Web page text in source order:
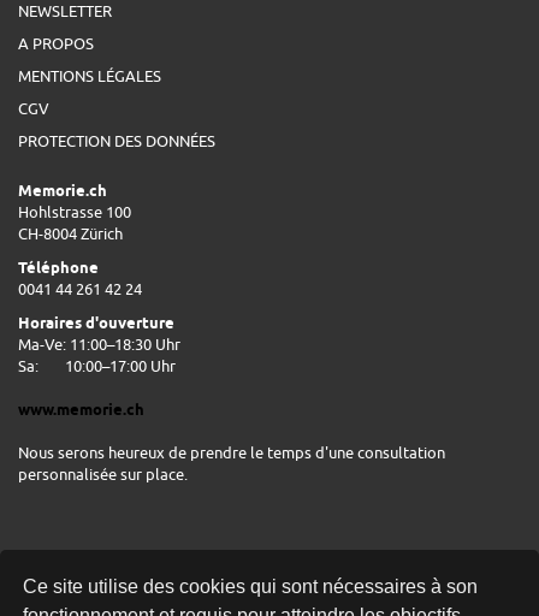
Ce site utilise des cookies qui sont nécessaires à son
NEWSLETTER
A PROPOS
MENTIONS LÉGALES
CGV
PROTECTION DES DONNÉES
Memorie.ch
Hohlstrasse 100
CH-8004 Zürich
Téléphone
0041 44 261 42 24
Horaires d'ouverture
Ma-Ve: 11:00–18:30 Uhr
Sa:
10:00–17:00 Uhr
www.memorie.ch
Nous serons heureux de prendre le temps d'une consultation
personnalisée sur place.